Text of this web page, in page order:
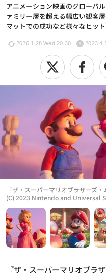
アニメーション映画のグローバ
ァミリー層を超える幅広い観客
マットでの成功など様々なヒッ
2026.1.28 Wed 20:30
(C) 2023 Nintendo and Universal
『ザ・スーパーマリオブラザーズ・
『ザ・スーパーマリオブラ